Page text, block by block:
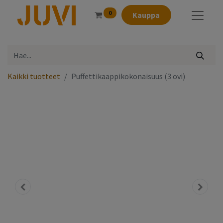
0 Kauppa
Kaikki tuotteet Puffettikaappikokonaisuus (3 ovi)